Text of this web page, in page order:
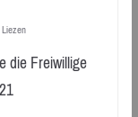
Liezen
die Freiwillige